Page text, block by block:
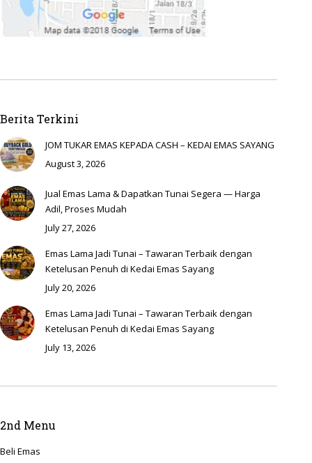
Berita Terkini
JOM TUKAR EMAS KEPADA CASH – KEDAI EMAS SAYANG
August 3, 2026
Jual Emas Lama & Dapatkan Tunai Segera — Harga
Adil, Proses Mudah
July 27, 2026
Emas Lama Jadi Tunai – Tawaran Terbaik dengan
Ketelusan Penuh di Kedai Emas Sayang
July 20, 2026
Emas Lama Jadi Tunai – Tawaran Terbaik dengan
Ketelusan Penuh di Kedai Emas Sayang
July 13, 2026
2nd Menu
Beli Emas